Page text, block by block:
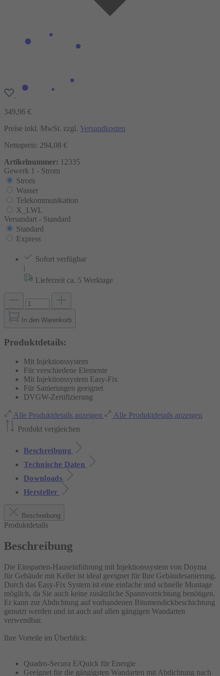
349,96 €
Preise inkl. MwSt. zzgl. Versandkosten
Nettopreis: 294,08 €
Artikelnummer: 12335
Gewerk 1 - Strom
Strom
Wasser
Telekommunikation
X_LWL
Versandart - Standard
Standard
Express
Sofort verfügbar
|
Lieferzeit ca. 5 Werktage
In den Warenkorb
Produktdetails:
Mit Injektionssystem
Für verschiedene Elemente
Mit Injektionssystem Easy-Fix
Für Sanierungen geeignet
DVGW-Zertifizierung
Alle Produktdetails anzeigen
Alle Produktdetails anzeigen
Produkt vergleichen
Beschreibung
Technische Daten
Downloads
Hersteller
Beschreibung
Produktdetails
Beschreibung
Die Einsparten-Hauseinführung mit Injektionssystem von Doyma
für Gebäude mit Keller ist ideal geeignet für Ihre Gebäudesanierung.
Durch das Easy-Fix System ist eine einfache und schnelle Montage
möglich, da Sie auch keine zusätzliche Spannvorrichtung benötigen.
Er kann zur Abdichtung auf vorhandenen Bitumendickbeschichtung
genutzt werden und ist auch auf allen gängigen Wandarten
verwendbar.
Ihre Vorteile im Überblick:
Quadro-Secura E/Quick für Energie
Geeignet für die gängigsten Wandarten mit Abdichtung nach